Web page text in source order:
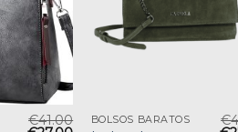
€41.00 BOLSOS BARATOS €